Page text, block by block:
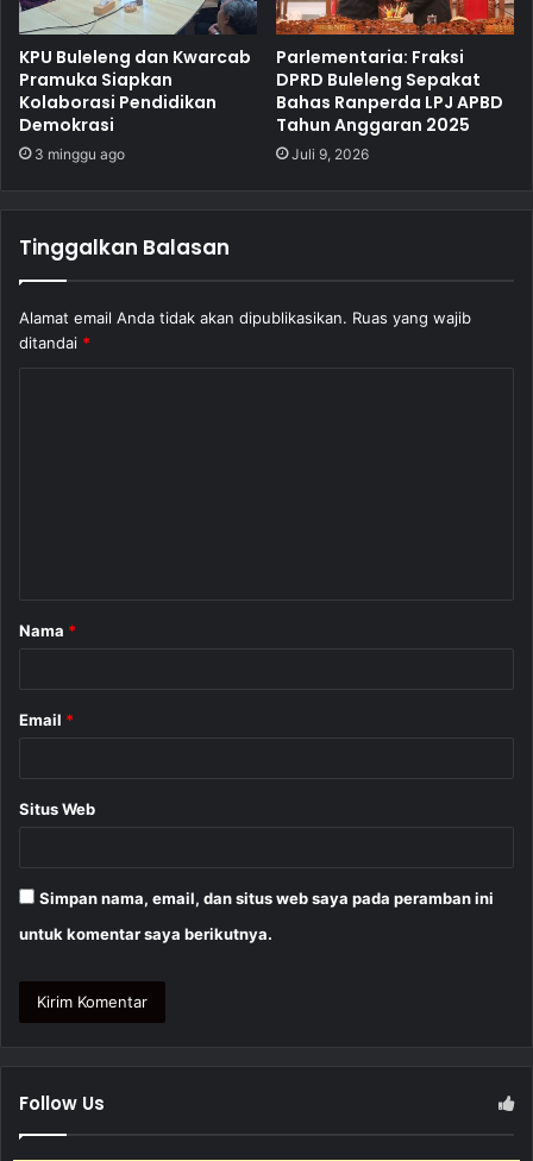
KPU Buleleng dan Kwarcab
Pramuka Siapkan
Kolaborasi Pendidikan
Demokrasi
3 minggu ago
Parlementaria: Fraksi
DPRD Buleleng Sepakat
Bahas Ranperda LPJ APBD
Tahun Anggaran 2025
Juli 9, 2026
Tinggalkan Balasan
Alamat email Anda tidak akan dipublikasikan. Ruas yang wajib
ditandai *
r
Nama *
Email *
Situs Web
Simpan nama, email, dan situs web saya pada peramban ini
untuk komentar saya berikutnya.
Follow Us